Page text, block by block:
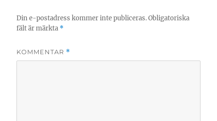
Din e-postadress kommer inte publiceras. Obligatoriska
fält är märkta *
KOMMENTAR *